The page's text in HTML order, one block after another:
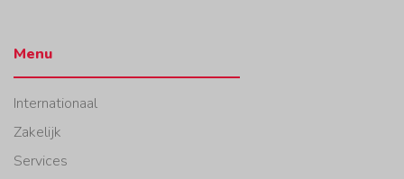
Menu
Internationaal
Zakelijk
Services